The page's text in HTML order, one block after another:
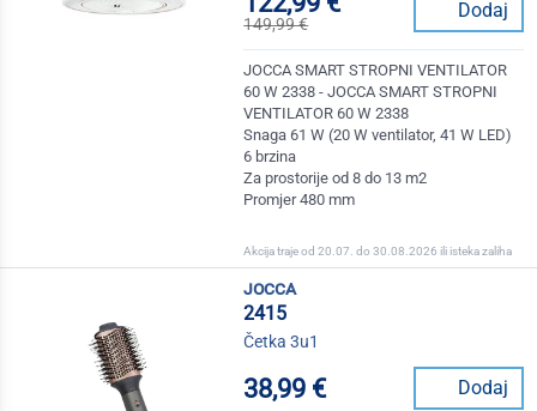
149,99 €
Dodaj
JOCCA SMART STROPNI VENTILATOR
60 W 2338 - JOCCA SMART STROPNI
VENTILATOR 60 W 2338
Snaga 61 W (20 W ventilator, 41 W LED)
6 brzina
Za prostorije od 8 do 13 m2
Promjer 480 mm
Akcija traje od 20.07. do 30.08.2026 ili isteka zaliha
jocca
2415
Četka 3u1
38,99 € Dodaj